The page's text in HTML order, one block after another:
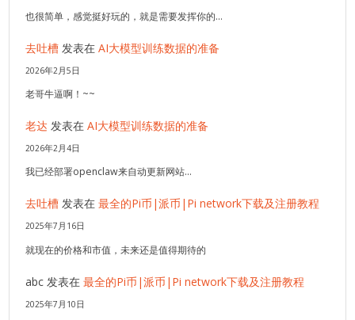
也很简单，感觉挺好玩的，就是需要发挥你的…
去吐槽 发表在AI大模型训练数据的准备
2026年2月5日
老哥牛逼啊！~~
老达 发表在AI大模型训练数据的准备
2026年2月4日
我已经部署openclaw来自动更新网站…
去吐槽 发表在最全的Pi币|派币|Pi network下载及注册教程
2025年7月16日
就现在的价格和市值，未来还是值得期待的
abc 发表在最全的Pi币|派币|Pi network下载及注册教程
2025年7月10日